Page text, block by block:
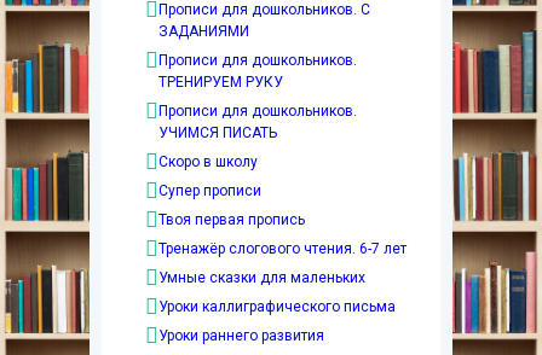
Прописи для дошкольников. С
ЗАДАНИЯМИ
Прописи для дошкольников.
ТРЕНИРУЕМ РУКУ
Прописи для дошкольников.
УЧИМСЯ ПИСАТЬ
Скоро в школу
Супер прописи
Твоя первая пропись
Тренажёр слогового чтения. 6-7 лет
Умные сказки для маленьких
Уроки каллиграфического письма
Уроки раннего развития